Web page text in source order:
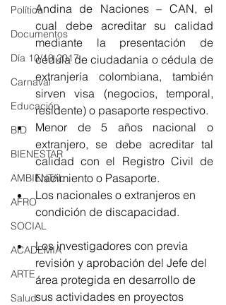
Política
Documentos
Día 10/10 2017
Carnaval
Educación
BID
BIENESTAR
AMBIENTAL
AFRO
SOCIAL
ACADEMIA
ARTE
Salud
Andina de Naciones – CAN, el
cual debe acreditar su calidad
mediante la presentación de
cédula de ciudadanía o cédula de
extranjería colombiana, también
sirven visa (negocios, temporal,
residente) o pasaporte respectivo.
Menor de 5 años nacional o
extranjero, se debe acreditar tal
calidad con el Registro Civil de
Nacimiento o Pasaporte.
Los nacionales o extranjeros en
condición de discapacidad.
Los investigadores con previa
revisión y aprobación del Jefe del
área protegida en desarrollo de
sus actividades en proyectos